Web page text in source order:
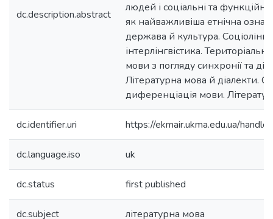
dc.description.abstract
людей і соціальні та
як найважливіша етнічна
держава й культура.
інтерлінгвістика.
мови з погляду синхронії та
Літературна мова й діалекти.
диференціація мови.
dc.identifier.uri https://ekmair.ukma.edu.ua/
dc.language.iso uk
dc.status first published
dc.subject літературна мова